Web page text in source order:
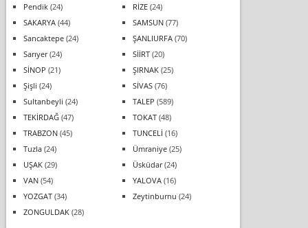
Pendik(24) RİZE(24)
SAKARYA(44) SAMSUN(77)
Sancaktepe(24) ŞANLIURFA(70)
Sarıyer(24) SİİRT(20)
SİNOP (21) ŞIRNAK(25)
Şişli (24) SİVAS(76)
Sultanbeyli (24) TALEP (589)
TEKİRDAĞ(47) TOKAT(48)
TRABZON(45) TUNCELİ (16)
Tuzla(24) Ümraniye(25)
UŞAK(29) Üsküdar(24)
VAN(54) YALOVA(16)
YOZGAT(34) Zeytinburnu (24)
ZONGULDAK(28)